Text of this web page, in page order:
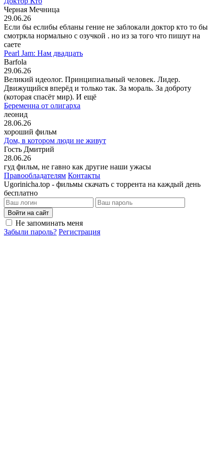
Черная Мечница
29.06.26
Если бы еслибы ебланы гение не заблокали доктор кто то бы
смотркла нормально с озучкой . но из за того что пишут на
саете
Pearl Jam: Нам двадцать
Barfola
29.06.26
Великий идеолог. Принципиальный человек. Лидер.
Движущийся вперёд и только так. За мораль. За доброту
(которая спасёт мир). И ещё
Беременна от олигарха
леонид
28.06.26
хороший фильм
Дом, в котором люди не живут
Гость Дмитрий
28.06.26
гуд фильм, не гавно как другие наши ужасы
Правообладателям Контакты
Ugorinicha.top - фильмы скачать с торрента на каждый день
бесплатно
Войти на сайт
Не запоминать меня
Забыли пароль? Регистрация